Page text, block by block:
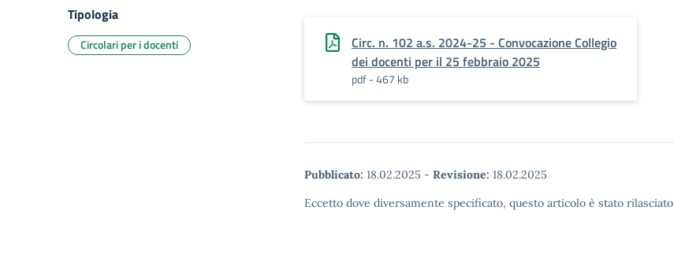
Circ. n. 102 a.s. 2024-25 - Convocazione Collegio
dei docenti per il 25 febbraio 2025
pdf - 467 kb
Pubblicato: 18.02.2025 - Revisione: 18.02.2025
Eccetto dove diversamente specificato, questo articolo è stato
Tipologia
Circolari per i docenti